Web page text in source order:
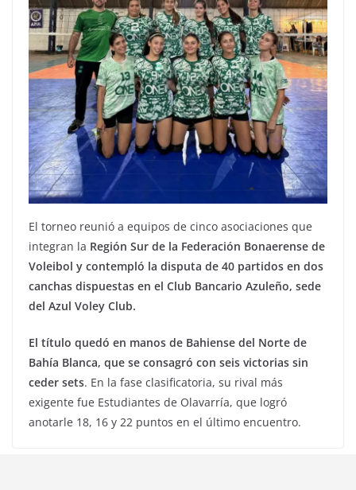
El torneo reunió a equipos de cinco asociaciones que
integran la Región Sur de la Federación Bonaerense de
Voleibol y contempló la disputa de 40 partidos en dos
canchas dispuestas en el Club Bancario Azuleño, sede
del Azul Voley Club.
El título quedó en manos de Bahiense del Norte de
Bahía Blanca, que se consagró con seis victorias sin
ceder sets. En la fase clasificatoria, su rival más
exigente fue Estudiantes de Olavarría, que logró
anotarle 18, 16 y 22 puntos en el último encuentro.